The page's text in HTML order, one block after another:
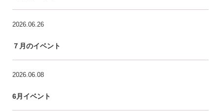
2026.06.26
７月のイベント
2026.06.08
6月イベント